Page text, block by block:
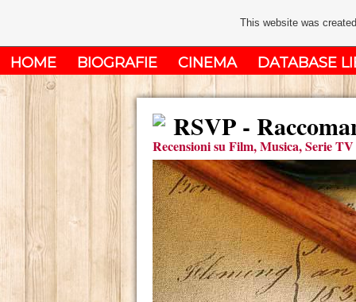
HOME BIOGRAFIE CINEMA DATABASE
RSVP -
Recensioni su Film, Musica, Serie
This website was